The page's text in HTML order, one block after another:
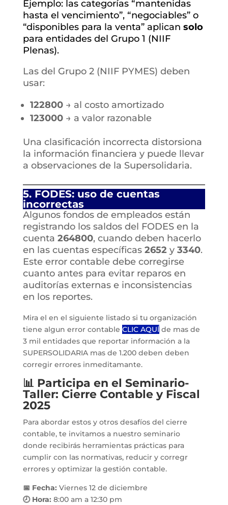
Ejemplo: las categorías “mantenidas
hasta el vencimiento”, “negociables” o
“disponibles para la venta” aplican solo
para entidades del Grupo 1 (NIIF
Plenas).
Las del Grupo 2 (NIIF PYMES) deben
usar:
122800→ al costo amortizado
123000→ a valor razonable
Una clasificación incorrecta distorsiona
la información financiera y puede llevar
a observaciones de la Supersolidaria.
5. FODES: uso de cuentas
incorrectas
Algunos fondos de empleados están
registrando los saldos del FODES en la
cuenta 264800, cuando deben hacerlo
en las cuentas específicas 2652 y 3340.
Este error contable debe corregirse
cuanto antes para evitar reparos en
auditorías externas e inconsistencias
en los reportes.
Mira el en el siguiente listado si tu organización
tiene algun error contable CLIC AQUÍ de mas de
3 mil entidades que reportar información a la
SUPERSOLIDARIA mas de 1.200 deben deben
corregir errores inmeditamante.
📊 Participa en el Seminario-
Taller: Cierre Contable y Fiscal
2025
Para abordar estos y otros desafíos del cierre
contable, te invitamos a nuestro seminario
donde recibirás herramientas prácticas para
cumplir con las normativas, reducir y corregr
errores y optimizar la gestión contable.
📅 Fecha: Viernes 12 de diciembre
🕗 Hora: 8:00 am a 12:30 pm